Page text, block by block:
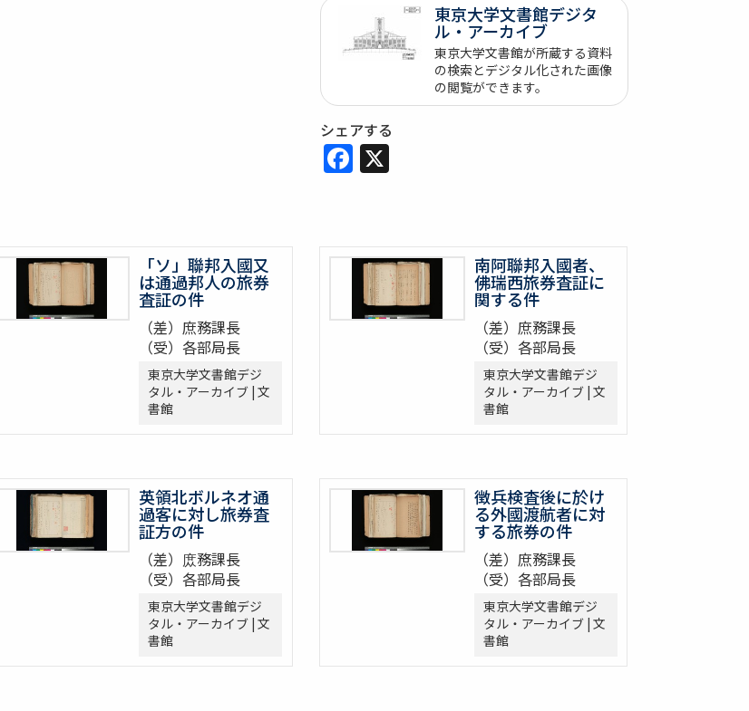
東京大学文書館デジタ
ル・アーカイブ
東京大学文書館が所蔵する資料
の検索とデジタル化された画像
の閲覧ができます。
シェアする
Facebook
X
「ソ」聯邦入國又
は通過邦人の旅券
査証の件
（差）庶務課長
（受）各部局長
東京大学文書館デジ
タル・アーカイブ | 文
書館
南阿聯邦入國者、
佛瑞西旅券査証に
関する件
（差）庶務課長
（受）各部局長
東京大学文書館デジ
タル・アーカイブ | 文
書館
英領北ボルネオ通
過客に対し旅券査
証方の件
（差）庻務課長
（受）各部局長
東京大学文書館デジ
タル・アーカイブ | 文
書館
徴兵検査後に於け
る外國渡航者に対
する旅券の件
（差）庶務課長
（受）各部局長
東京大学文書館デジ
タル・アーカイブ | 文
書館